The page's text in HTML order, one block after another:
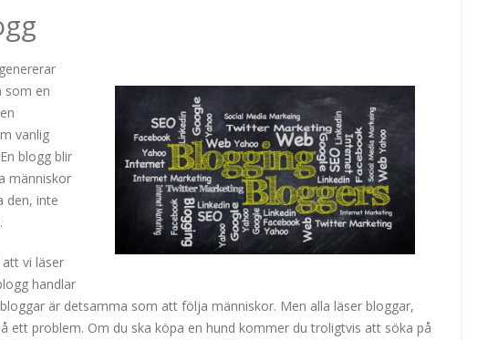
som en
vanlig
blogg blir
människor
den, inte
vi läser
handlar
är detsamma som att följa människor. Men alla läser bloggar,
ett problem. Om du ska köpa en hund kommer du troligtvis att söka på